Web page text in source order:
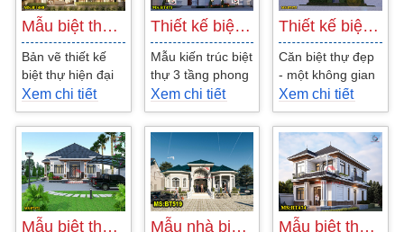
Mẫu biệt thự hiện đại 3 tầng đẹp có…
Bản vẽ thiết kế
biệt thự hiện đại
có bể bơi thường
được giới thượng
lưu lựa...
Xem chi tiết
Thiết kế biệt thự 3 tầng tần cổ điển…
Mẫu kiến trúc biệt
thự 3 tầng phong
cách tân cổ điển
tại Bà Rịa – Vũng
Tàu. Đây là...
Xem chi tiết
Thiết kế biệt thự 2 tầng mái Nhật có…
Căn biệt thự đẹp
- một không gian
sống thoải mái
khơi nguồn cho
cuộc sống chất
lượng....
Xem chi tiết
Mẫu biệt thự vườn 1 tầng 3 phòng ngủ… Mẫu nhà biệt thự 1 tầng 4 phòng ngủ mái… Mẫu biệt thự mái Nhật 2 tầng đẹp hút…